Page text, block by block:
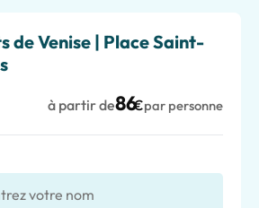
de Venise | Place Saint-
à partir de86€par personne